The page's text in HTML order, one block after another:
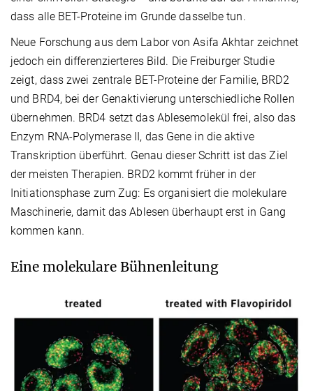
dass alle BET-Proteine im Grunde dasselbe tun.
Neue Forschung aus dem Labor von Asifa Akhtar zeichnet
jedoch ein differenzierteres Bild. Die Freiburger Studie
zeigt, dass zwei zentrale BET-Proteine der Familie, BRD2
und BRD4, bei der Genaktivierung unterschiedliche Rollen
übernehmen. BRD4 setzt das Ablesemolekül frei, also das
Enzym RNA-Polymerase II, das Gene in die aktive
Transkription überführt. Genau dieser Schritt ist das Ziel
der meisten Therapien. BRD2 kommt früher in der
Initiationsphase zum Zug: Es organisiert die molekulare
Maschinerie, damit das Ablesen überhaupt erst in Gang
kommen kann.
Eine molekulare Bühnenleitung